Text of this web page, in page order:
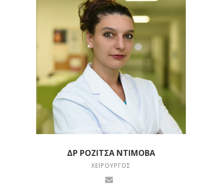
ΔΡ ΡΟΖΊΤΣΑ ΝΤΊΜΟΒΑ
ΧΕΙΡΟΥΡΓΌΣ